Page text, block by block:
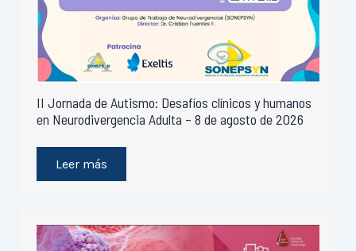
II Jornada de Autismo: Desafíos clínicos y humanos
en Neurodivergencia Adulta – 8 de agosto de 2026
Leer más